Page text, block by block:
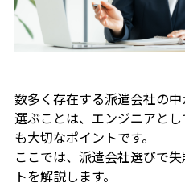
数多く存在する派遣会社の
選ぶことは、エンジニアと
も大切なポイントです。
ここでは、派遣会社選びで
トを解説します。